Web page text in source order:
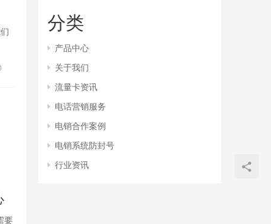
要
分类
产品中心
关于我们
流量卡资讯
电话营销服务
电销合作案例
电销系统防封号
行业资讯